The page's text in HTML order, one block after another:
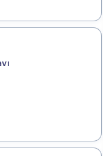
Eğitimi Giriş